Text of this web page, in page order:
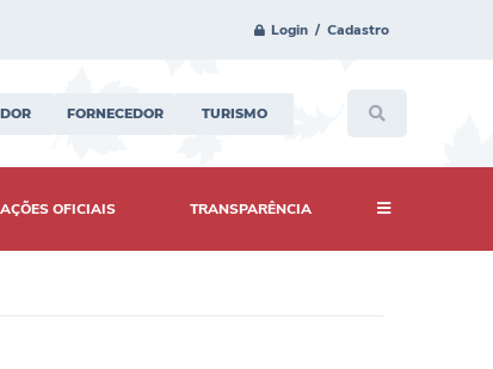
Login / Cadastro
FORNECEDOR TURISMO
OFICIAIS TRANSPARÊNCIA